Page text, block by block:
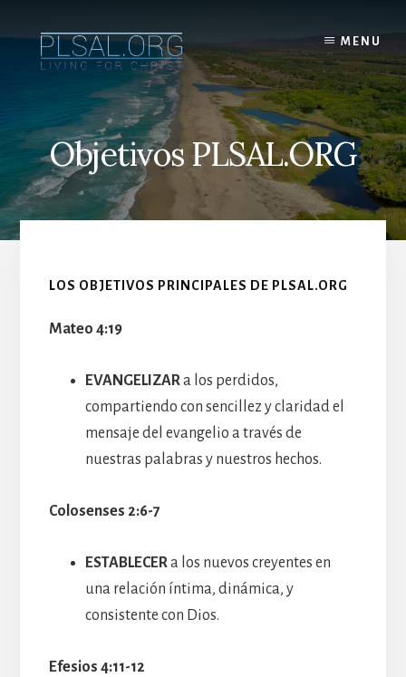
content
MENU
Objetivos PLSAL.ORG
LOS OBJETIVOS PRINCIPALES DE PLSAL.ORG
Mateo 4:19
EVANGELIZARa los perdidos,
compartiendo con sencillez y claridad el
mensaje del evangelio a través de
nuestras palabras y nuestros hechos.
Colosenses 2:6-7
ESTABLECERa los nuevos creyentes en
una relación íntima, dinámica, y
consistente con Dios.
Efesios 4:11-12